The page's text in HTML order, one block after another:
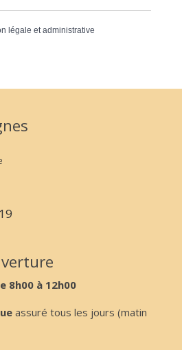
légale et administrative
8h00 à 12h00
assuré tous les jours (matin